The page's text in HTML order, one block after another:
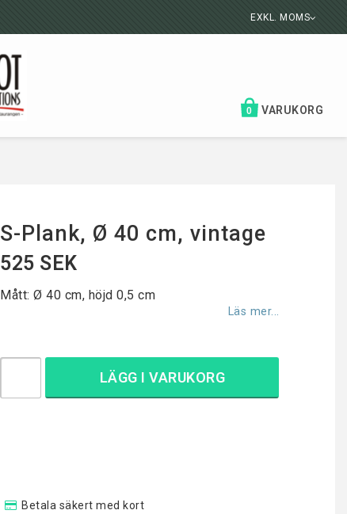
EXKL. MOMS
VARUKORG
0
S-Plank, Ø 40 cm, vintage
525 SEK
Mått: Ø 40 cm, höjd 0,5 cm
Läs mer...
LÄGG I VARUKORG
Betala säkert med kort